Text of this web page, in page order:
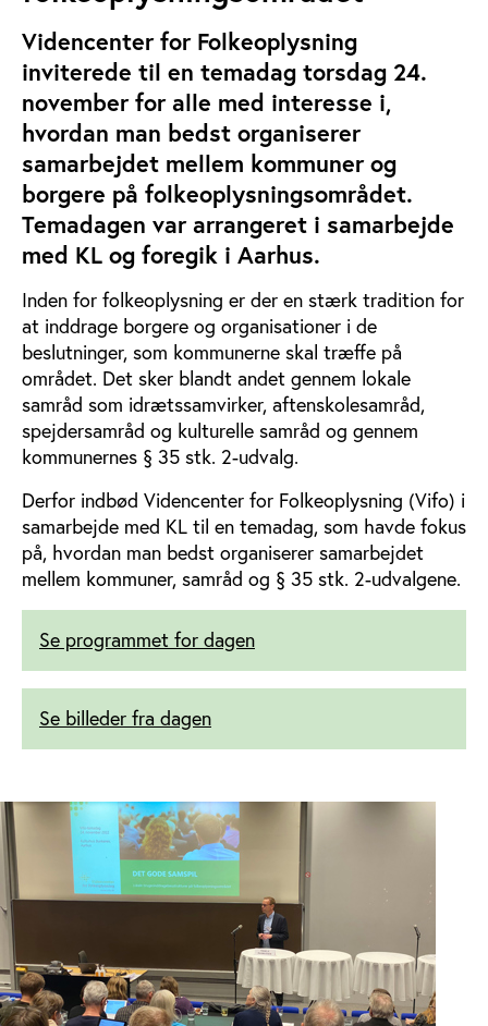
Videncenter for Folkeoplysning
inviterede til en temadag torsdag 24.
november for alle med interesse i,
hvordan man bedst organiserer
samarbejdet mellem kommuner og
borgere på folkeoplysningsområdet.
Temadagen var arrangeret i samarbejde
med KL og foregik i Aarhus.
Inden for folkeoplysning er der en stærk tradition for
at inddrage borgere og organisationer i de
beslutninger, som kommunerne skal træffe på
området. Det sker blandt andet gennem lokale
samråd som idrætssamvirker, aftenskolesamråd,
spejdersamråd og kulturelle samråd og gennem
kommunernes § 35 stk. 2-udvalg.
Derfor indbød Videncenter for Folkeoplysning (Vifo) i
samarbejde med KL til en temadag, som havde fokus
på, hvordan man bedst organiserer samarbejdet
mellem kommuner, samråd og § 35 stk. 2-udvalgene.
Se programmet for dagen
Se billeder fra dagen